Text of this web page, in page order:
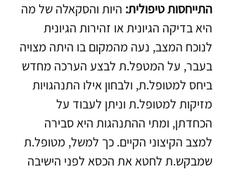
התייחסות טיפולית: היות והסקאלה של מה
היא בדיקה הגיונית או זהירות הגיונית
לנוכח המצב, נעה מהמקום בו היתה מצויה
בעבר, על המטפל.ת לבצע הערכה מחדש
ביחס למטופל.ת, ולבחון אילו התנהגויות
מזיקות למטופל.ת וניתן לעבוד על
הכחדתן, ומתי ההתנהגות היא סבירה
למצב הקיצוני הקיים. כך למשל, מטופל.ת
שמבקש.ת לחטא את הכסא לפני הישיבה